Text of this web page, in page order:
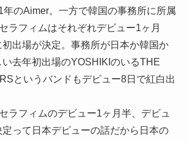
のAimer。一方で韓国の事務所に所属
ラフィムはそれぞれデビュー1ヶ月
出場が決定。事務所が日本か韓国か
去年初出場のYOSHIKIのいるTHE
というバンドもデビュー8日で紅白出
ラフィムのデビュー1ヶ月半、デビュ
って日本デビューの話だから日本の